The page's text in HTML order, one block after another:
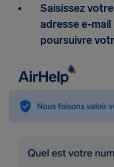
Saisissez
adresse e-
poursuivre